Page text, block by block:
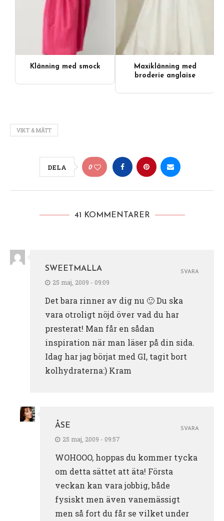
Videoinnehåll
Klänning med smock
Maxiklänning med
broderie anglaise
VIKT & MÅTT
DELA 0
41 KOMMENTARER
SWEETMALLA
25 maj, 2009 - 09:09
Det bara rinner av dig nu 🙂 Du ska
vara otroligt nöjd över vad du har
presterat! Man får en sådan
inspiration när man läser på din sida.
Idag har jag börjat med GI, tagit bort
kolhydraterna:) Kram
SVARA
ÅSE
25 maj, 2009 - 09:57
WOHOOO, hoppas du kommer tycka
om detta sättet att äta! Första
veckan kan vara jobbig, både
fysiskt men även vanemässigt
men så fort du får se vilket under
SVARA